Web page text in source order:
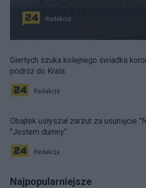
Redakcja
Giertych szuka kolejnego świadka
podróż do Krala
Redakcja
Obajtek usłyszał zarzut za usunięcie
"Jestem dumny"
Redakcja
Najpopularniejsze